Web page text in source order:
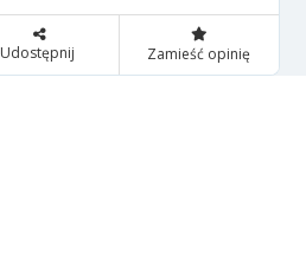
Udostępnij Zamieść opinię